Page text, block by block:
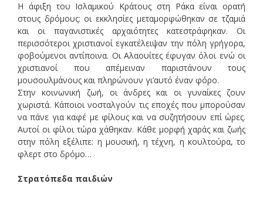
Η άφιξη του Ισλαμικού Κράτους στη Ράκα είναι ορατή
στους δρόμους: οι εκκλησίες μεταμορφώθηκαν σε τζαμιά
και οι παγανιστικές αρχαιότητες κατεστράφηκαν. Οι
περισσότεροι χριστιανοί εγκατέλειψαν την πόλη γρήγορα,
φοβούμενοι αντίποινα. Οι Αλαουίτες έφυγαν όλοι ενώ οι
χριστιανοί που απέμειναν παριστάνουν τους
μουσουλμάνους και πληρώνουν γι’αυτό έναν φόρο.
Στην κοινωνική ζωή, οι άνδρες και οι γυναίκες ζουν
χωριστά. Κάποιοι νοσταλγούν τις εποχές που μπορούσαν
να πάνε για καφέ με φίλους και να συζητήσουν επί ώρες.
Αυτοί οι φίλοι τώρα χάθηκαν. Κάθε μορφή χαράς και ζωής
στην πόλη εξέλιπε: η μουσική, η τέχνη, η κουλτούρα, το
φλερτ στο δρόμο…
Στρατόπεδα παιδιών